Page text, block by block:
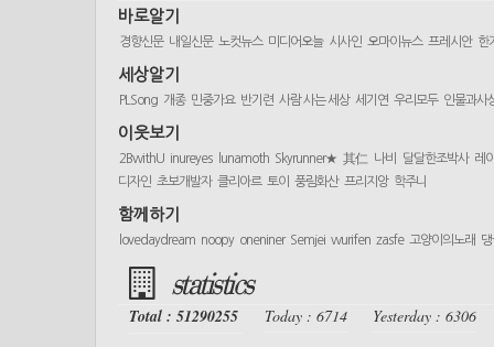
바로알기
경향신문 내일신문 노컷뉴스 미디어오늘 시사인 오마이뉴스 프레시안 한
세상알기
PLSong 개종 민중가요 반기련 사람 사는 세상 세기연 우리모두 인물과사
이웃보기
2BwithU inureyes lunamoth Skyrunner★ 其仁 나비 달달한조박사 레
디자인 초보개발자 클리아르 토이 풍림화산 프리지앙 학주니
함께하기
lovedaydream noopy oneniner Semjei wurifen zasfe 고양이의노래
statistics
Total : 51290255 Today : 6714 Yesterday : 6306